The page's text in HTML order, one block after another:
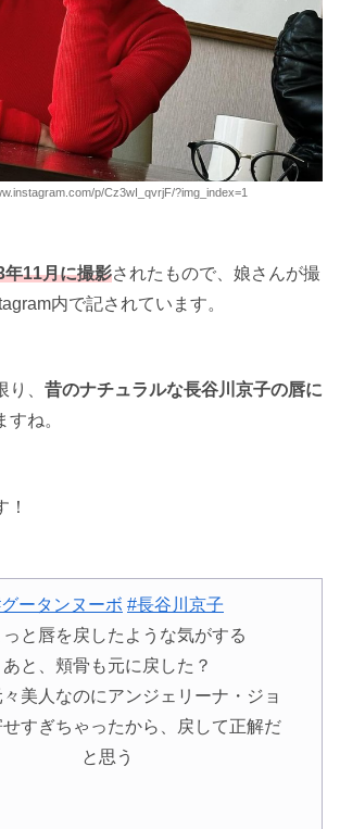
p/Cz3wI_qvrjF/?img_index=1
年11月に撮影されたもので、娘さんが撮
内で記されています。
、 昔のナチュラルな長谷川京子の唇に
すね。
！
ータンヌーボ #長谷川京子
っと唇を戻したような気がする
あと、頬骨も元に戻した？
々美人なのにアンジェリーナ・ジョ
せすぎちゃったから、戻して正解だ
と思う